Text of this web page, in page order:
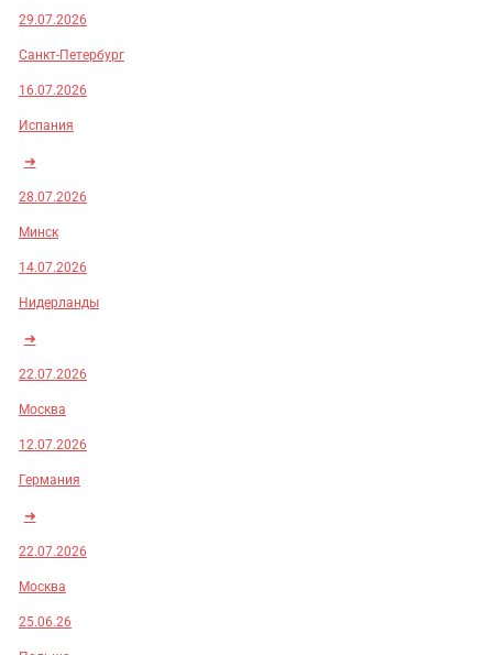
29.07.2026
Санкт-Петербург
16.07.2026
Испания
➜
28.07.2026
Минск
14.07.2026
Нидерланды
➜
22.07.2026
Москва
12.07.2026
Германия
➜
22.07.2026
Москва
25.06.26